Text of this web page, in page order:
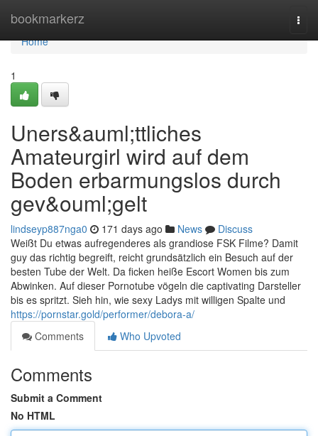
bookmarkerz
Home
Home
1
Uners&auml;ttliches
Amateurgirl wird auf dem
Boden erbarmungslos durch
gev&ouml;gelt
lindseyp887nga0 171 days ago News
Discuss
Weißt Du etwas aufregenderes als grandiose FSK Filme? Damit
guy das richtig begreift, reicht grundsätzlich ein Besuch auf der
besten Tube der Welt. Da ficken heiße Escort Women bis zum
Abwinken. Auf dieser Pornotube vögeln die captivating Darsteller
bis es spritzt. Sieh hin, wie sexy Ladys mit willigen Spalte und
https://pornstar.gold/performer/debora-a/
Comments
Who Upvoted
Comments
Submit a Comment
No HTML